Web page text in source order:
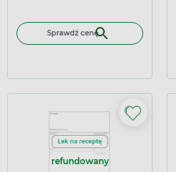
Sprawdź cenę
refundowany